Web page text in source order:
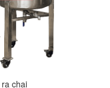
chai